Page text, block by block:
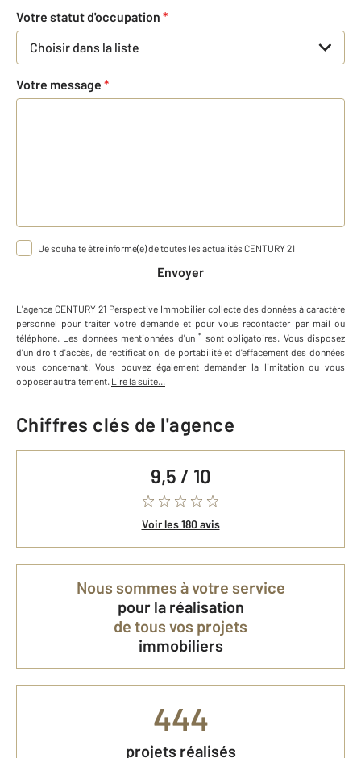
Votre statut d'occupation *
Choisir dans la liste
Votre message *
Je souhaite être informé(e) de toutes les actualités CENTURY 21
Envoyer
L'agence CENTURY 21 Perspective Immobilier collecte des données à caractère
personnel pour traiter votre demande et pour vous recontacter par mail ou
téléphone. Les données mentionnées d'un * sont obligatoires. Vous disposez
d'un droit d'accès, de rectification, de portabilité et d'effacement des données
vous concernant. Vous pouvez également demander la limitation ou vous
opposer au traitement. Lire la suite...
Chiffres clés de l'agence
9,5 / 10
Voir les 180 avis
Nous sommes à votre service
pour la réalisation
de tous vos projets
immobiliers
444
projets réalisés